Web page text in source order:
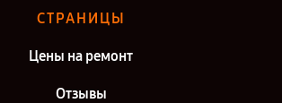
СТРАНИЦЫ
Цены на ремонт
Отзывы